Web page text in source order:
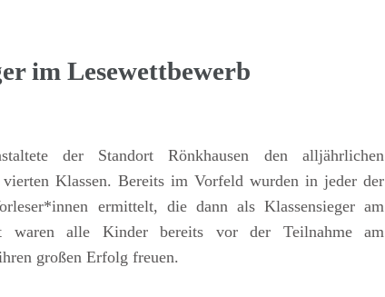
im Lesewettbewerb
der Standort Rönkhausen den alljährlichen
Klassen. Bereits im Vorfeld wurden in jeder der
ermittelt, die dann als Klassensieger am
waren alle Kinder bereits vor der Teilnahme am
großen Erfolg freuen.